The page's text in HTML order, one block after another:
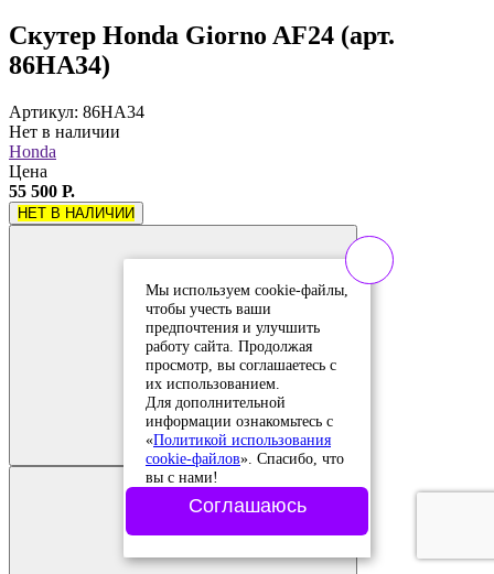
Скутер Honda Giorno AF24 (арт.
86HA34)
Артикул: 86HA34
Нет в наличии
Honda
Цена
55 500 Р.
НЕТ В НАЛИЧИИ
Добавить в
сравнение
Добавлено в
сравнение
Мы используем cookie-файлы,
чтобы учесть ваши
предпочтения и улучшить
работу сайта. Продолжая
просмотр, вы соглашаетесь с
их использованием.
Для дополнительной
информации ознакомьтесь с
«Политикой использования
cookie-файлов». Спасибо, что
вы с нами!
Соглашаюсь